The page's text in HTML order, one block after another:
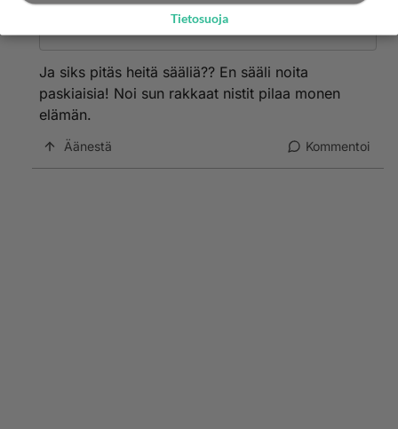
Ne "pikku nistitkin" on jonkun lapsia,sisaruksia,ystäviä
Ja siks pitäs heitä sääliä?? En sääli noita
paskiaisia! Noi sun rakkaat nistit pilaa monen
elämän.
Äänestä Kommentoi
Tietosuoja